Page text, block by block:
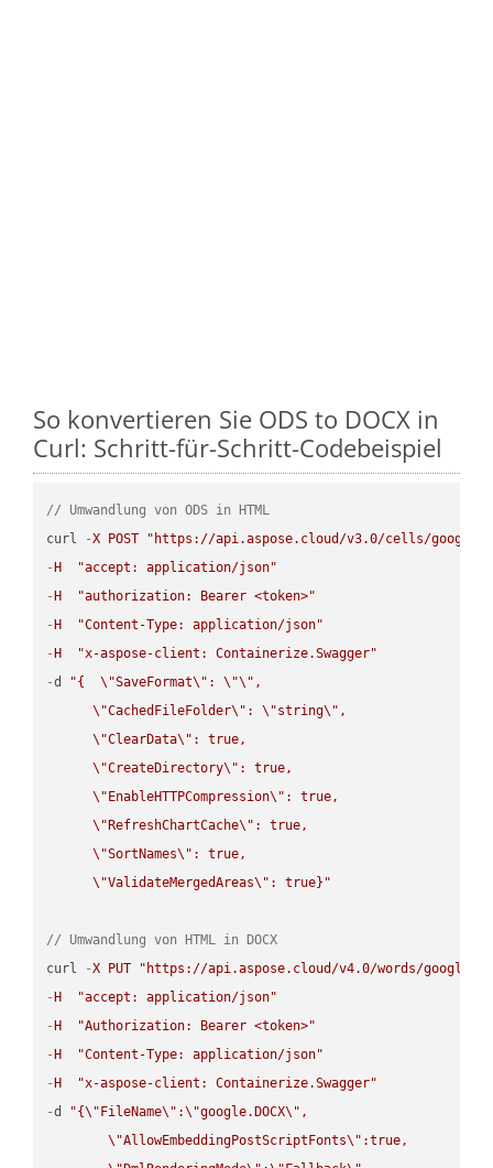
So konvertieren Sie ODS to DOCX in
Curl: Schritt-für-Schritt-Codebeispiel
// Umwandlung von ODS in HTML
curl
-X POST
"https://api.aspose.cloud/v3.0/cells/
- H
"accept: application/json"
- H
"authorization: Bearer <token>"
- H
"Content-Type: application/json"
- H
"x-aspose-client: Containerize.Swagger"
-d "{ \"SaveFormat\" : \"\" ,
\"CachedFileFolder\" : \"string\" ,
\"ClearData\" : true,
\"CreateDirectory\" : true,
\" EnableHTTPCompression\" : true,
\" RefreshChartCache\" : true,
\"SortNames\" : true,
\"ValidateMergedAreas\" : true}"
// Umwandlung von HTML in DOCX
curl
-X PUT
"https://api.aspose.cloud/v4.0/words/
- H
"accept: application/json"
- H
"Authorization: Bearer <token>"
- H
"Content-Type: application/json"
- H
"x-aspose-client: Containerize.Swagger"
-d "{\" FileName\" :\"google.DOCX\" ,
\"AllowEmbeddingPostScriptFonts\" :true,